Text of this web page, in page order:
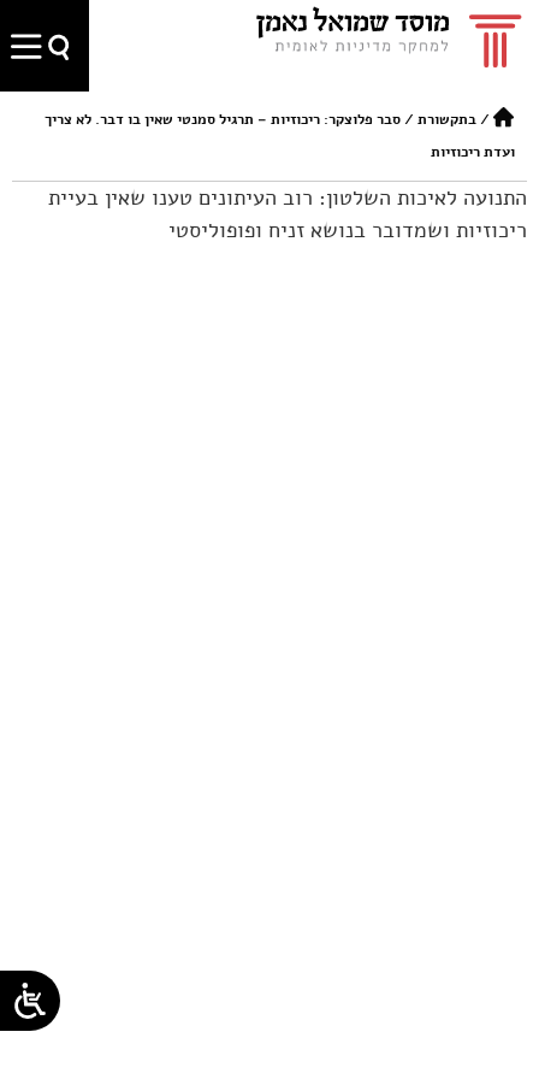
/בתקשורת /סבר פלוצקר: ריכוזיות – תרגיל סמנטי שאין בו דבר. לא צריך
ועדת ריכוזיות
התנועה לאיכות השלטון: רוב העיתונים טענו שאין בעיית
ריכוזיות ושמדובר בנושא זניח ופופוליסטי